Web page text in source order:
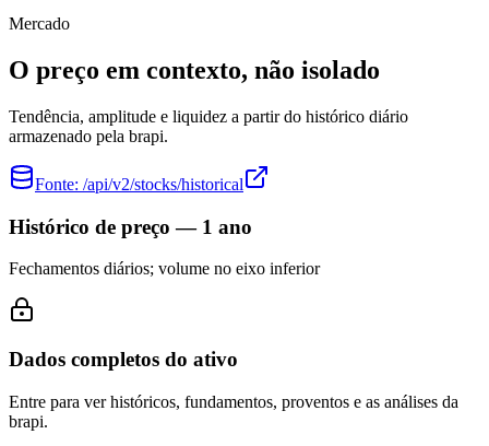
Mercado
O preço em contexto, não isolado
Tendência, amplitude e liquidez a partir do histórico diário
armazenado pela brapi.
Fonte: /api/v2/stocks/historical
Histórico de preço — 1 ano
Fechamentos diários; volume no eixo inferior
Dados completos do ativo
Entre para ver históricos, fundamentos, proventos e as análises da
brapi.